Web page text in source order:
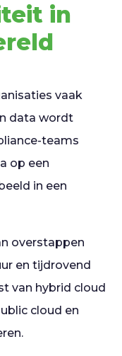
in
vaak
data wordt
teams
op een
in een
overstappen
en tijdrovend
van hybrid cloud
cloud en